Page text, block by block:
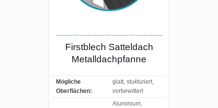
Firstblech Satteldach
Metalldachpfanne
Mögliche
Oberflächen:
glatt, stukturiert,
vorbewittert
Aluminium,